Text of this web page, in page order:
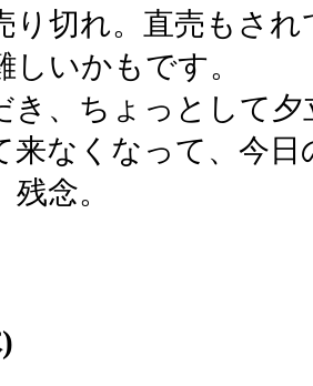
り切れ。直売もさ
いかもです。
き、ちょっとして
来なくなって、今
念。